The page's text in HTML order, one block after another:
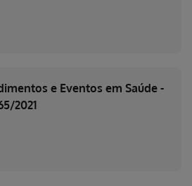
e Eventos em Saúde -
2021